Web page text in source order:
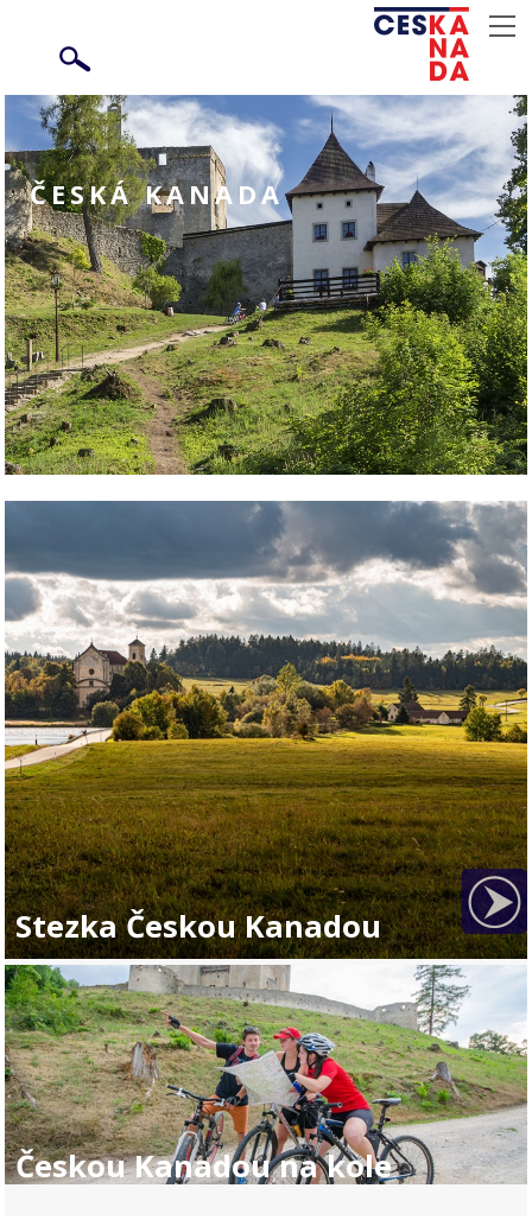
ČESKÁ KANADA
Stezka Českou Kanadou
Českou Kanadou na kole